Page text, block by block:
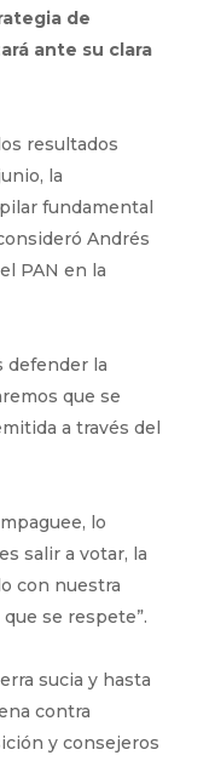
de
ante su clara
resultados
la
fundamental
Andrés
PAN en la
defender la
que se
a través del
lo
salir a votar, la
con nuestra
se respete”.
sucia y hasta
contra
y consejeros